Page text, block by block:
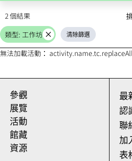
2 個結果
類型: 工作坊 取
消
清除篩選
無法加載活動：
參觀
展覽
活動
館藏
資源
最
認
聯
加
表